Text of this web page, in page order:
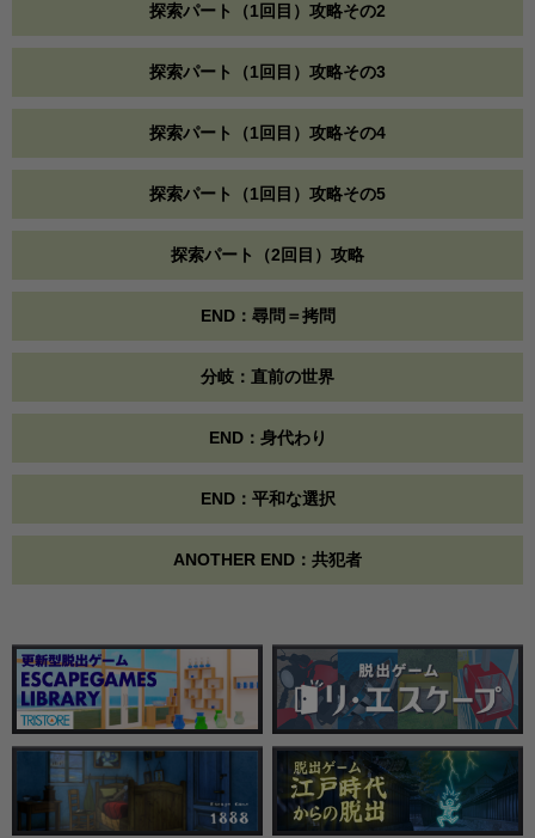
探索パート（1回目）攻略その2
探索パート（1回目）攻略その3
探索パート（1回目）攻略その4
探索パート（1回目）攻略その5
探索パート（2回目）攻略
END：尋問＝拷問
分岐：直前の世界
END：身代わり
END：平和な選択
ANOTHER END：共犯者